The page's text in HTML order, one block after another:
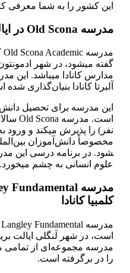
این کشور را به شما معرفی
مدرسه Old Scona در ایالت آلبرتا کانادا
گفته می­شود، در شهر
آلبرتا کانادا بنیان‌گذاری
این مدرسه برای تحصیل
نفر) را پذیرش می­کند و ورود
شود. در برنامه درسی این
علوم انسانی به چشم می­خورد.
کلمبیا کانادا
است، در شهر لَنگلی ایالت
مدرسه مجموعه‌ای از تمامی
را در برگرفته است.